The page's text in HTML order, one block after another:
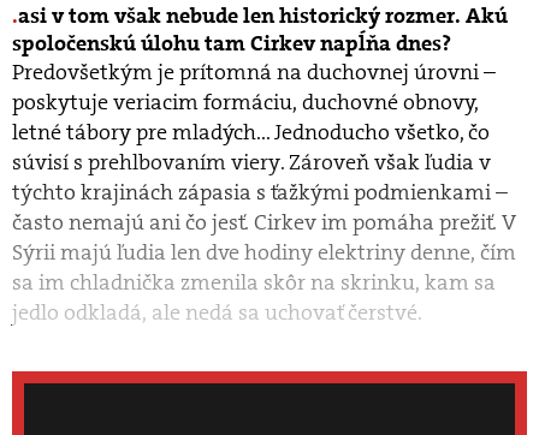
asi v tom však nebude len historický rozmer. Akú
spoločenskú úlohu tam Cirkev napĺňa dnes?
Predovšetkým je prítomná na duchovnej úrovni –
poskytuje veriacim formáciu, duchovné obnovy,
letné tábory pre mladých... Jednoducho všetko, čo
súvisí s prehlbovaním viery. Zároveň však ľudia v
týchto krajinách zápasia s ťažkými podmienkami –
často nemajú ani čo jesť. Cirkev im pomáha prežiť. V
Sýrii majú ľudia len dve hodiny elektriny denne, čím
sa im chladnička zmenila skôr na skrinku, kam sa
jedlo odkladá, ale nedá sa uchovať čerstvé.